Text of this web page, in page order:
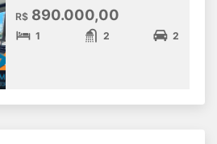
R$ 890.000,00
1 2 2